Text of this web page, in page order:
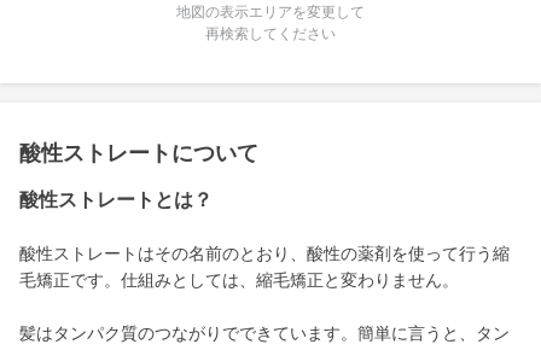
地図の表示エリアを変更して
再検索してください
酸性ストレートについて
酸性ストレートとは？
酸性ストレートはその名前のとおり、酸性の薬剤を使って行う縮
毛矯正です。仕組みとしては、縮毛矯正と変わりません。
髪はタンパク質のつながりでできています。簡単に言うと、タン